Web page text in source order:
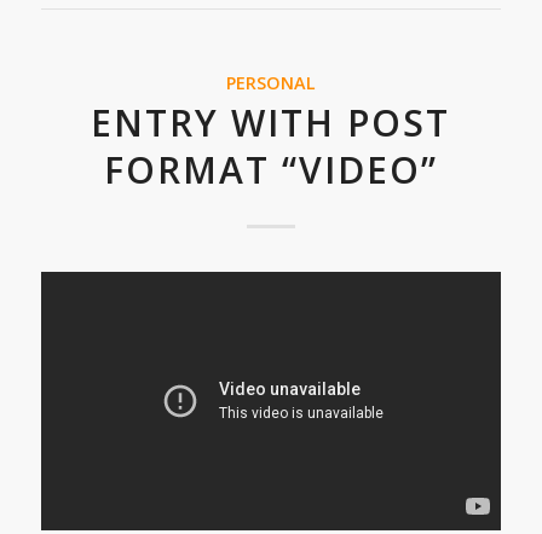
PERSONAL
ENTRY WITH POST
FORMAT “VIDEO”